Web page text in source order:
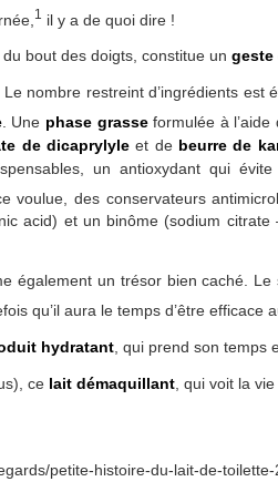
1 il y a de quoi dire !
du bout des doigts, constitue un geste
nombre restreint d’ingrédients est
. Une phase grasseformulée à l’aide
de dicaprylyleet de beurre de
un antioxydant qui
voulue, des conservateurs
acid) et un binôme (sodium
également un trésor bien caché. Le
qu’il aura le temps d’être
hydratant , qui prend son temps
ce lait démaquillant , qui voit la
petite-histoire-du-lait-de-